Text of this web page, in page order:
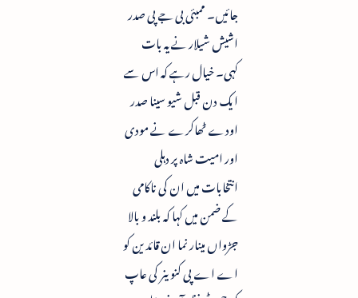
جائیں۔ ممبئی بی جے پی صدر
اشیش شیلار نے یہ بات
کہی۔ خیال رہے کہ اس سے
ایک دن قبل شیو سینا صدر
اودے ٹھاکرے نے مودی
اور امیت شاہ پر دہلی
انتخابات میں ان کی ناکامی
کے ضمن میں کہا کہ بلند و بالا
جڑواں مینار نما ان قائدین کو
اے اے پی کنوینر کی عاپ